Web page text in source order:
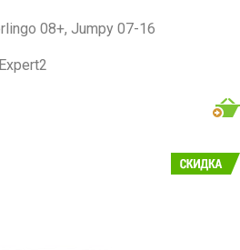
08+, Jumpy 07-16